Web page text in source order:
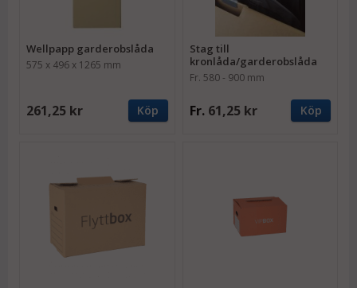
Wellpapp garderobslåda
575 x 496 x 1265 mm
261,25 kr Köp
Stag till
kronlåda/garderobslåda
Fr. 580 - 900 mm
Fr. 61,25 kr Köp